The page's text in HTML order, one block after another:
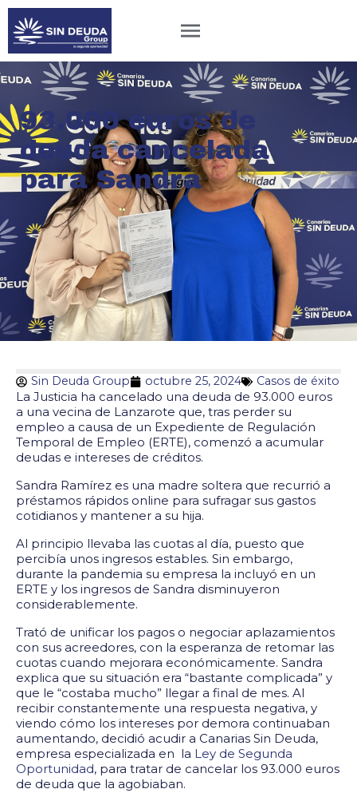
93.000 euros de
deuda cancelada
para Sandra
Sin Deuda Group octubre 25, 2024 Casos de éxito
La Justicia ha cancelado una deuda de 93.000 euros
a una vecina de Lanzarote que, tras perder su
empleo a causa de un Expediente de Regulación
Temporal de Empleo (ERTE), comenzó a acumular
deudas e intereses de créditos.
Sandra Ramírez es una madre soltera que recurrió a
préstamos rápidos online para sufragar sus gastos
cotidianos y mantener a su hija.
Al principio llevaba las cuotas al día, puesto que
percibía unos ingresos estables. Sin embargo,
durante la pandemia su empresa la incluyó en un
ERTE y los ingresos de Sandra disminuyeron
considerablemente.
Trató de unificar los pagos o negociar aplazamientos
con sus acreedores, con la esperanza de retomar las
cuotas cuando mejorara económicamente. Sandra
explica que su situación era “bastante complicada” y
que le “costaba mucho” llegar a final de mes. Al
recibir constantemente una respuesta negativa, y
viendo cómo los intereses por demora continuaban
aumentando, decidió acudir a Canarias Sin Deuda,
empresa especializada en la Ley de Segunda
Oportunidad, para tratar de cancelar los 93.000 euros
de deuda que la agobiaban.